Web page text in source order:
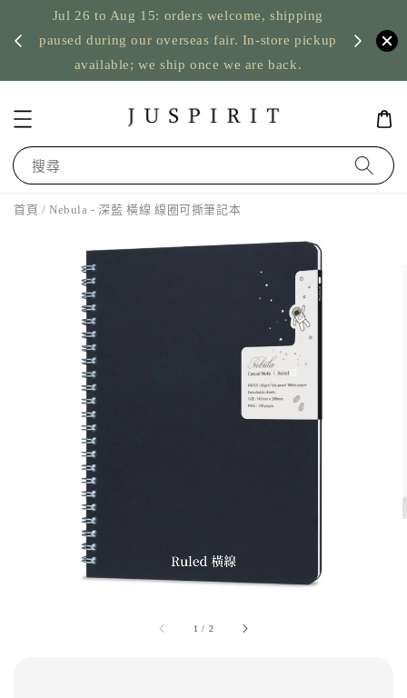
Jul 26 to Aug 15: orders welcome, shipping
paused during our overseas fair. In-store pickup
available; we ship once we are back.
US
搜尋
首頁 / Nebula - 深藍 橫線 線圈可撕筆記本
1 / 2